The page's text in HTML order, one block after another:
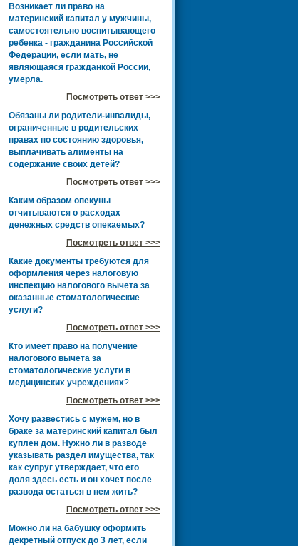
Возникает ли право на
материнский капитал у мужчины,
самостоятельно воспитывающего
ребенка - гражданина Российской
Федерации, если мать, не
являющаяся гражданкой России,
умерла.
Посмотреть ответ >>>
Обязаны ли родители-инвалиды,
ограниченные в родительских
правах по состоянию здоровья,
выплачивать алименты на
содержание своих детей?
Посмотреть ответ >>>
Каким образом опекуны
отчитываются о расходах
денежных средств опекаемых?
Посмотреть ответ >>>
Какие документы требуются для
оформления через налоговую
инспекцию налогового вычета за
оказанные стоматологические
услуги?
Посмотреть ответ >>>
Кто имеет право на получение
налогового вычета за
стоматологические услуги в
медицинских учреждениях?
Посмотреть ответ >>>
Хочу развестись с мужем, но в
браке за материнский капитал был
куплен дом. Нужно ли в разводе
указывать раздел имущества, так
как супруг утверждает, что его
доля здесь есть и он хочет после
развода остаться в нем жить?
Посмотреть ответ >>>
Можно ли на бабушку оформить
декретный отпуск до 3 лет, если